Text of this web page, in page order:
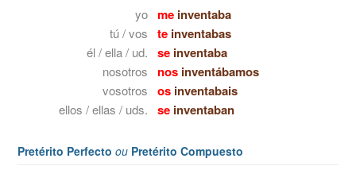
yo meinventaba
tú / vos teinventabas
él / ella / ud. seinventaba
nosotros nosinventábamos
vosotros osinventabais
ellos / ellas / uds. seinventaban
Pretérito Perfecto ou Pretérito Compuesto